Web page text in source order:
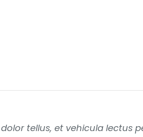
tellus, et vehicula lectus